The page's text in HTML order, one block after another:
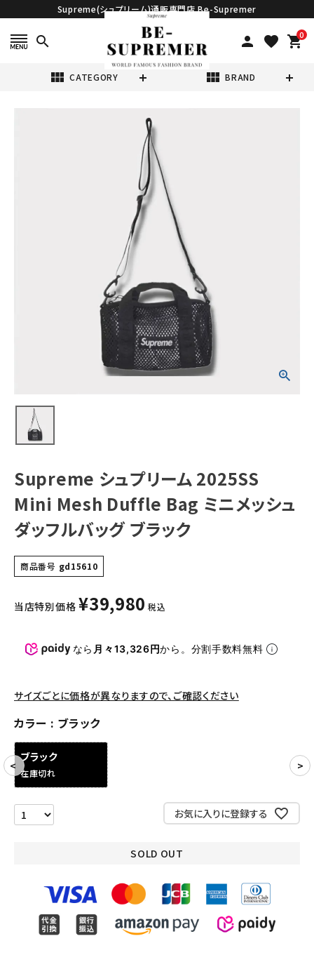
Supreme(シュプリーム)通販専門店 Be-Supremer
search person favorite 0
shopping_cart
view_module CATEGORY view_module BRAND
Tシャツ・ロングスリーブ
パーカー・トレーナー
キャップ・ハット
ニット帽・ビーニー
その他バッグ類
スニーカー・ブーツ
COLLABORATION BRAND
SEASON
CONTENTS
ACCOUNT MENU
ようこそ ゲスト 様
person 会員登録
Follow us
Supreme シュプリーム 2025SS
Mini Mesh Duffle Bag ミニメッシュ
ダッフルバッグ ブラック
商品番号 gd15610
当店特別価格 ¥39,980 税込
なら 月々13,326円から。分割手数料無料
サイズごとに価格が異なりますので、ご確認ください
カラー ブラック
ブラック
在庫切れ
お気に入りに登録する
SOLD OUT